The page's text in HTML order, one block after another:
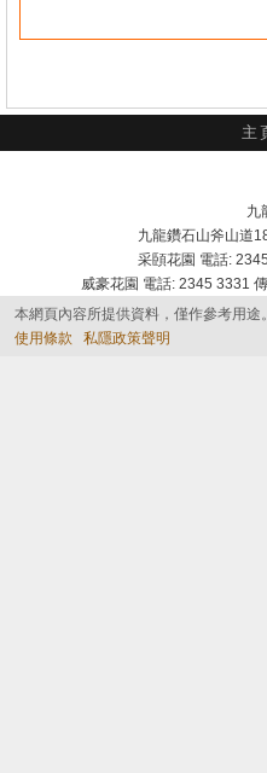
主
九
九龍鑽石山斧山道
采頣花園 電話:
威豪花園 電話: 2345 3331
本網頁內容所提供資料，僅作參考用
使用條款
私隱政策聲明